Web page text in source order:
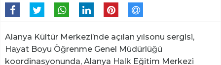
Alanya Kültür Merkezi’nde açılan yılsonu sergisi,
Hayat Boyu Öğrenme Genel Müdürlüğü
koordinasyonunda, Alanya Halk Eğitim Merkezi